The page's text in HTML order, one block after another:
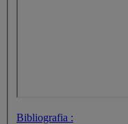
Bibliografia :